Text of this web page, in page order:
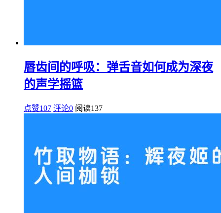
唇齿间的呼吸：弹舌音如何成为深夜
的声学摇篮
点赞107 评论0 阅读137